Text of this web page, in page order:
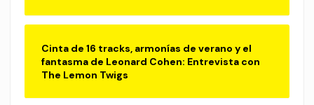
Cinta de 16 tracks, armonías de verano y el
fantasma de Leonard Cohen: Entrevista con
The Lemon Twigs